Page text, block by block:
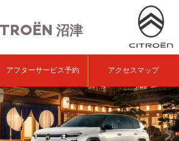
沼津
アフターサービス予約 アクセスマップ